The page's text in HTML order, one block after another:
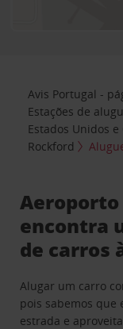
Avis Portugal -
Estações de
Estados Unidos e
Rockford
Aeroporto
encontra
de carros
Alugar um carro
pois sabemos que
estrada e